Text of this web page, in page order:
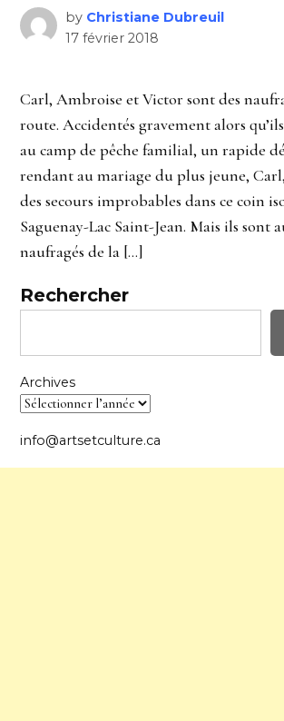
by Christiane Dubreuil
17 février 2018
Carl, Ambroise et Victor sont des
route. Accidentés gravement alors
au camp de pêche familial, un rapide
rendant au mariage du plus jeune,
des secours improbables dans ce coin
Saguenay-Lac Saint-Jean. Mais ils sont
naufragés de la […]
Rechercher
Archives
info@artsetculture.ca